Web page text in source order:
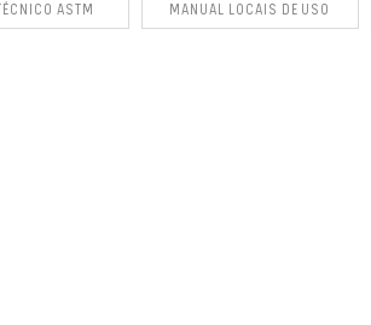
ASTM MANUAL LOCAIS DE USO